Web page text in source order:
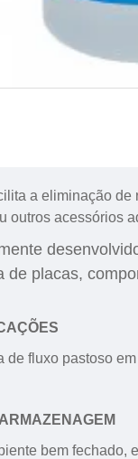
a eliminação
outros acessórios
de placas,
de fluxo pastoso
bem fechado,